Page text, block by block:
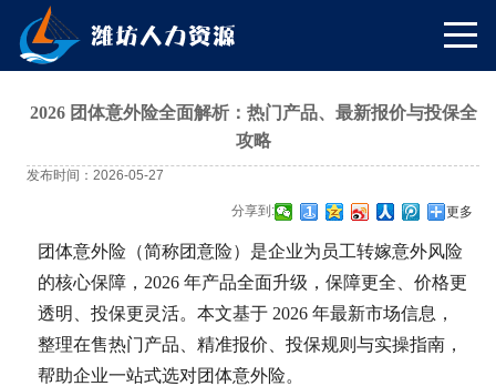
2026 团体意外险全面解析：热门产品、最新报价与投保全
攻略
发布时间：2026-05-27
分享到: 更多
团体意外险（简称团意险）是企业为员工转嫁意外风险
的核心保障，2026 年产品全面升级，保障更全、价格更
透明、投保更灵活。本文基于 2026 年最新市场信息，
整理在售热门产品、精准报价、投保规则与实操指南，
帮助企业一站式选对团体意外险。